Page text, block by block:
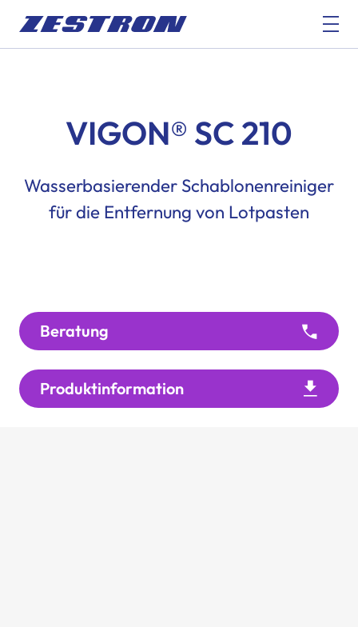
VIGON® SC 210
Wasserbasierender Schablonenreiniger
für die Entfernung von Lotpasten
Beratung
Produktinformation